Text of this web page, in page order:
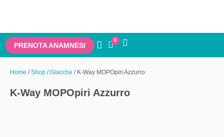
PRENOTA ANAMNESI
0
Home /Shop /Giacche / K-Way MOPOpiri Azzurro
K-Way MOPOpiri Azzurro